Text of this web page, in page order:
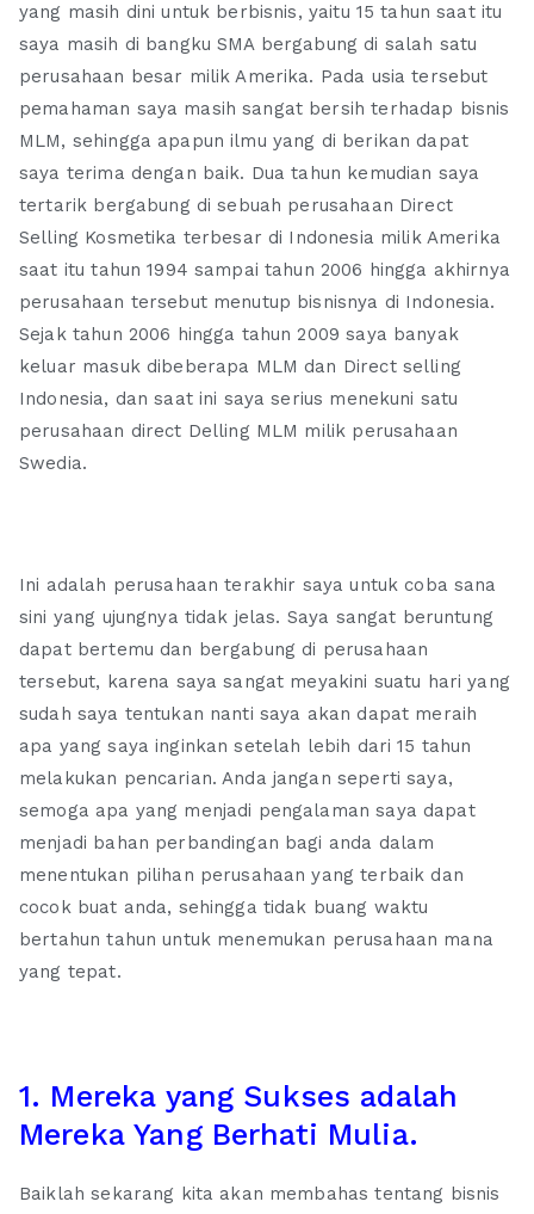
yang masih dini untuk berbisnis, yaitu 15 tahun saat itu
saya masih di bangku SMA bergabung di salah satu
perusahaan besar milik Amerika. Pada usia tersebut
pemahaman saya masih sangat bersih terhadap bisnis
MLM, sehingga apapun ilmu yang di berikan dapat
saya terima dengan baik. Dua tahun kemudian saya
tertarik bergabung di sebuah perusahaan Direct
Selling Kosmetika terbesar di Indonesia milik Amerika
saat itu tahun 1994 sampai tahun 2006 hingga akhirnya
perusahaan tersebut menutup bisnisnya di Indonesia.
Sejak tahun 2006 hingga tahun 2009 saya banyak
keluar masuk dibeberapa MLM dan Direct selling
Indonesia, dan saat ini saya serius menekuni satu
perusahaan direct Delling MLM milik perusahaan
Swedia.
Ini adalah perusahaan terakhir saya untuk coba sana
sini yang ujungnya tidak jelas. Saya sangat beruntung
dapat bertemu dan bergabung di perusahaan
tersebut, karena saya sangat meyakini suatu hari yang
sudah saya tentukan nanti saya akan dapat meraih
apa yang saya inginkan setelah lebih dari 15 tahun
melakukan pencarian. Anda jangan seperti saya,
semoga apa yang menjadi pengalaman saya dapat
menjadi bahan perbandingan bagi anda dalam
menentukan pilihan perusahaan yang terbaik dan
cocok buat anda, sehingga tidak buang waktu
bertahun tahun untuk menemukan perusahaan mana
yang tepat.
1. Mereka yang Sukses adalah
Mereka Yang Berhati Mulia.
Baiklah sekarang kita akan membahas tentang bisnis